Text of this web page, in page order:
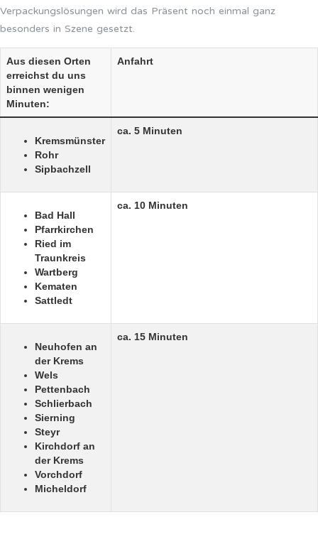
Verpackungslösungen wird das Präsent noch einmal ganz
besonders in Szene gesetzt.
Aus diesen Orten
erreichst du uns
binnen wenigen
Minuten:
Anfahrt
Kremsmünster
Rohr
Sipbachzell
ca. 5 Minuten
Bad Hall
Pfarrkirchen
Ried im
Traunkreis
Wartberg
Kematen
Sattledt
ca. 10 Minuten
Neuhofen an
der Krems
Wels
Pettenbach
Schlierbach
Sierning
Steyr
Kirchdorf an
der Krems
Vorchdorf
Micheldorf
ca. 15 Minuten